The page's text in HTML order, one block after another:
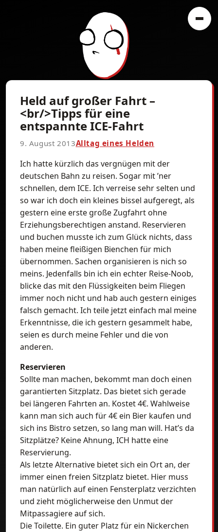
Held auf großer Fahrt –
<br/>Tipps für eine
entspannte ICE-Fahrt
9. August 2013Alltag eines Helden
Ich hatte kürzlich das vergnügen mit der
deutschen Bahn zu reisen. Sogar mit ’ner
schnellen, dem ICE. Ich verreise sehr selten und
so war ich doch ein kleines bissel aufgeregt, als
gestern eine erste große Zugfahrt ohne
Erziehungsberechtigen anstand. Reservieren
und buchen musste ich zum Glück nichts, dass
haben meine fleißigen Bienchen für mich
übernommen. Sachen organisieren is nich so
meins. Jedenfalls bin ich ein echter Reise-Noob,
blicke das mit den Flüssigkeiten beim Fliegen
immer noch nicht und hab auch gestern einiges
falsch gemacht. Ich teile jetzt einfach mal meine
Erkenntnisse, die ich gestern gesammelt habe,
seien es durch meine Fehler und die von
anderen.
Reservieren
Sollte man machen, bekommt man doch einen
garantierten Sitzplatz. Das bietet sich gerade
bei längeren Fahrten an. Kostet 4€. Wahlweise
kann man sich auch für 4€ ein Bier kaufen und
sich ins Bistro setzen, so lang man will. Hat’s da
Sitzplätze? Keine Ahnung, ICH hatte eine
Reservierung.
Als letzte Alternative bietet sich ein Ort an, der
immer einen freien Sitzplatz bietet. Hier muss
man natürlich auf einen Fensterplatz verzichten
und zieht möglicherweise den Unmut der
Mitpassagiere auf sich.
Die Toilette. Ein guter Platz für ein Nickerchen